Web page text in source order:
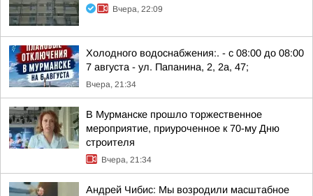
Вчера, 22:09
Холодного водоснабжения:. - с 08:00 до 08:00
7 августа - ул. Папанина, 2, 2а, 47;
Вчера, 21:34
В Мурманске прошло торжественное
мероприятие, приуроченное к 70-му Дню
строителя
Вчера, 21:34
Андрей Чибис: Мы возродили масштабное